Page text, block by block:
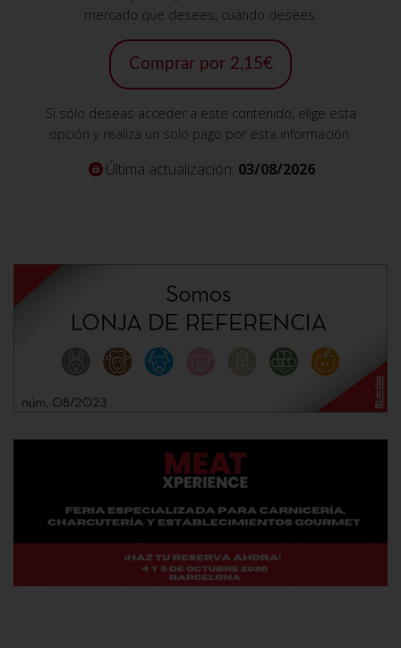
mercado que desees, cuando desees.
Comprar por 2,15€
Si sólo deseas acceder a este contenido, elige esta
opción y realiza un solo pago por esta información.
Última actualización: 03/08/2026